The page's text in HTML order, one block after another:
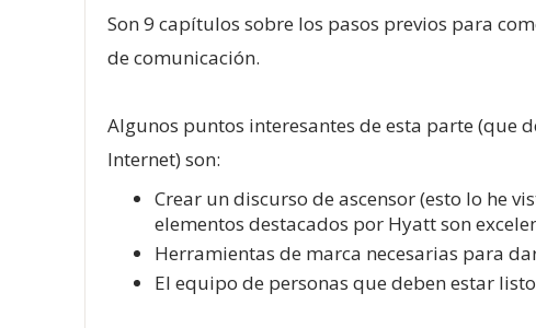
Son 9 capítulos sobre los pasos previos para
de comunicación.
Algunos puntos interesantes de esta parte (que
Internet) son:
Crear un discurso de ascensor (esto lo he
elementos destacados por Hyatt son
Herramientas de marca necesarias para
El equipo de personas que deben estar